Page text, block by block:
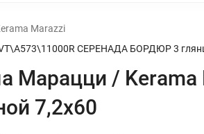
Marazzi
СЕРЕНАДА БОРДЮР 3
Марацци /
7,2x60